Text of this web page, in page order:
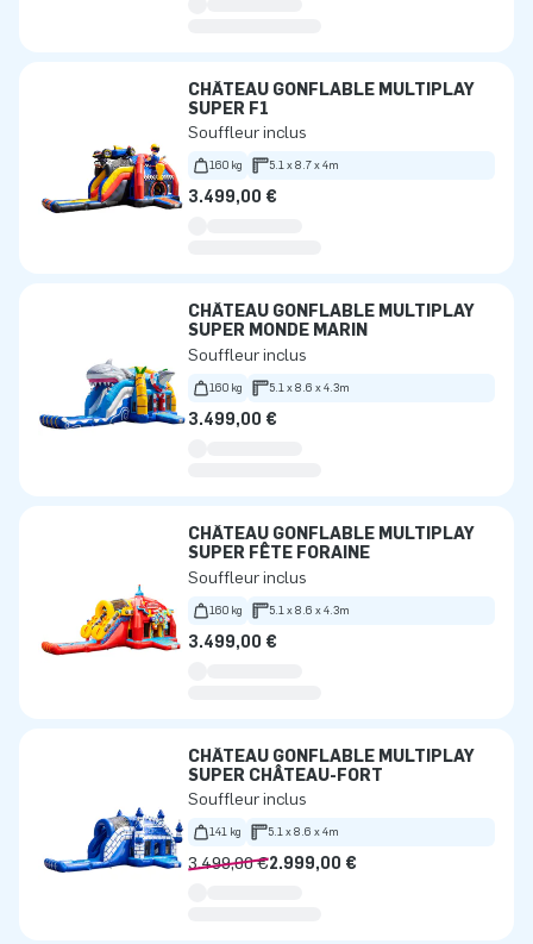
CHÂTEAU GONFLABLE MULTIPLAY
SUPER F1
Souffleur inclus
160 kg 5.1 x 8.7 x 4m
3.499,00 €
CHÂTEAU GONFLABLE MULTIPLAY
SUPER MONDE MARIN
Souffleur inclus
160 kg 5.1 x 8.6 x 4.3m
3.499,00 €
CHÂTEAU GONFLABLE MULTIPLAY
SUPER FÊTE FORAINE
Souffleur inclus
160 kg 5.1 x 8.6 x 4.3m
3.499,00 €
CHÂTEAU GONFLABLE MULTIPLAY
SUPER CHÂTEAU-FORT
Souffleur inclus
141 kg 5.1 x 8.6 x 4m
3.499,00 €2.999,00 €